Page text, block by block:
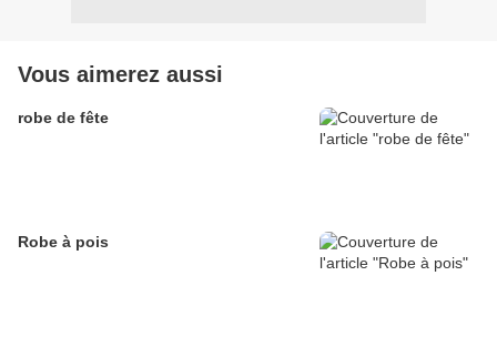
Vous aimerez aussi
robe de fête
Robe à pois